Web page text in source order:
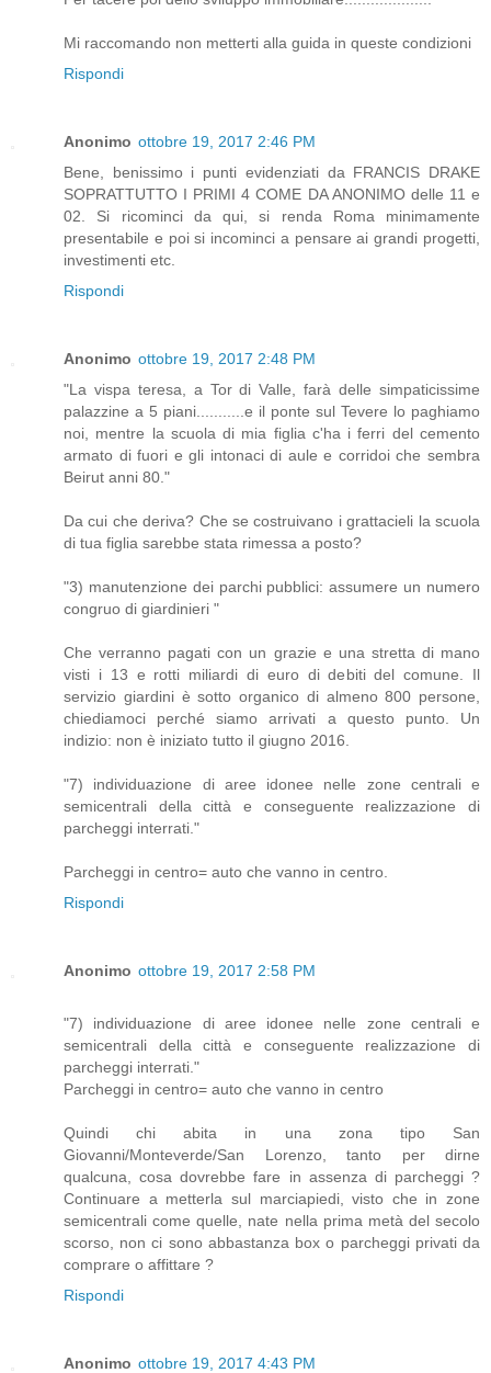
Mi raccomando non metterti alla guida in queste condizioni
Rispondi
Anonimo ottobre 19, 2017 2:46 PM
Bene, benissimo i punti evidenziati da FRANCIS DRAKE
SOPRATTUTTO I PRIMI 4 COME DA ANONIMO delle 11 e
02. Si ricominci da qui, si renda Roma minimamente
presentabile e poi si incominci a pensare ai grandi progetti,
investimenti etc.
Rispondi
Anonimo ottobre 19, 2017 2:48 PM
"La vispa teresa, a Tor di Valle, farà delle simpaticissime
palazzine a 5 piani...........e il ponte sul Tevere lo paghiamo
noi, mentre la scuola di mia figlia c'ha i ferri del cemento
armato di fuori e gli intonaci di aule e corridoi che sembra
Beirut anni 80."
Da cui che deriva? Che se costruivano i grattacieli la scuola
di tua figlia sarebbe stata rimessa a posto?
"3) manutenzione dei parchi pubblici: assumere un numero
congruo di giardinieri "
Che verranno pagati con un grazie e una stretta di mano
visti i 13 e rotti miliardi di euro di debiti del comune. Il
servizio giardini è sotto organico di almeno 800 persone,
chiediamoci perché siamo arrivati a questo punto. Un
indizio: non è iniziato tutto il giugno 2016.
"7) individuazione di aree idonee nelle zone centrali e
semicentrali della città e conseguente realizzazione di
parcheggi interrati."
Parcheggi in centro= auto che vanno in centro.
Rispondi
Anonimo ottobre 19, 2017 2:58 PM
"7) individuazione di aree idonee nelle zone centrali e
semicentrali della città e conseguente realizzazione di
parcheggi interrati."
Parcheggi in centro= auto che vanno in centro
Quindi chi abita in una zona tipo San
Giovanni/Monteverde/San Lorenzo, tanto per dirne
qualcuna, cosa dovrebbe fare in assenza di parcheggi ?
Continuare a metterla sul marciapiedi, visto che in zone
semicentrali come quelle, nate nella prima metà del secolo
scorso, non ci sono abbastanza box o parcheggi privati da
comprare o affittare ?
Rispondi
Anonimo ottobre 19, 2017 4:43 PM